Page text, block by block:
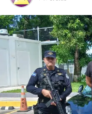
Me gusta esto: